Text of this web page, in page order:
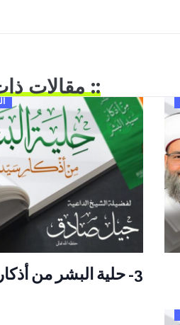
:: مقالات
3- حلية البشر من أذكار سيد البشر